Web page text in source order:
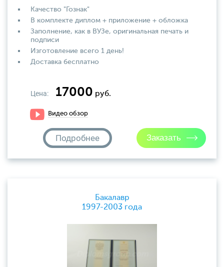
Качество "Гознак"
В комплекте диплом + приложение + обложка
Заполнение, как в ВУЗе, оригинальная печать и
подписи
Изготовление всего 1 день!
Доставка бесплатно
Цена: 17000 руб.
Видео обзор
Подробнее
Бакалавр
1997-2003 года